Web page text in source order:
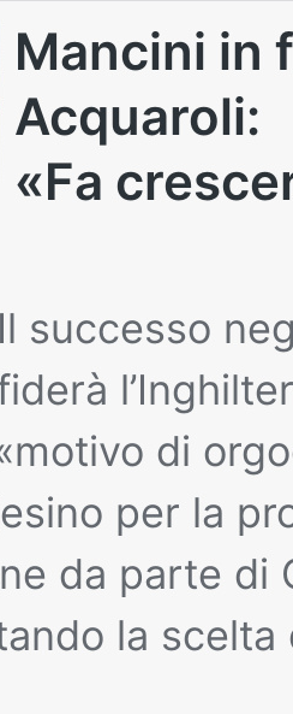
Mancini in
Acquaroli:
«Fa
Il successo
di
per la
da parte di
la scelta